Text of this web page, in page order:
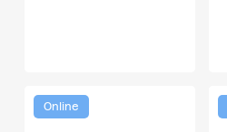
Online